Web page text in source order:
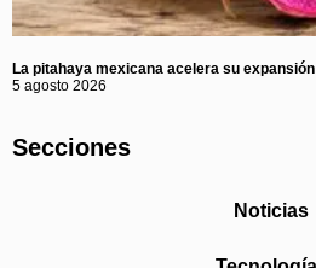
La pitahaya mexicana acelera su
5 agosto 2026
Secciones
Noticias